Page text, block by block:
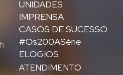
UNIDADES
IMPRENSA
CASOS DE SUCESSO
#Os200ASérie
ELOGIOS
ATENDIMENTO